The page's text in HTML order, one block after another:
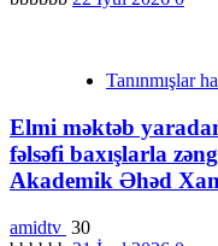
Tanınmışlar
Elmi məktəb
fəlsəfi baxışlarla
Akademik Əhəd
amidtv 30